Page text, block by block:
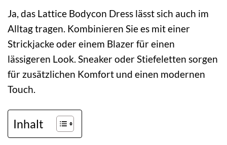
Ja, das Lattice Bodycon Dress lässt sich auch im
Alltag tragen. Kombinieren Sie es mit einer
Strickjacke oder einem Blazer für einen
lässigeren Look. Sneaker oder Stiefeletten sorgen
für zusätzlichen Komfort und einen modernen
Touch.
Inhalt